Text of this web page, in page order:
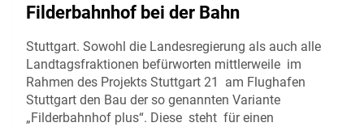
Filderbahnhof bei der Bahn
Stuttgart. Sowohl die Landesregierung als auch alle
Landtagsfraktionen befürworten mittlerweile im
Rahmen des Projekts Stuttgart 21 am Flughafen
Stuttgart den Bau der so genannten Variante
„Filderbahnhof plus“. Diese steht für einen